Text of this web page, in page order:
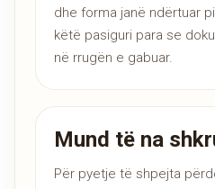
dhe forma janë ndërtuar
këtë pasiguri para se
në rrugën e gabuar.
Mund të na
Për pyetje të shpejta